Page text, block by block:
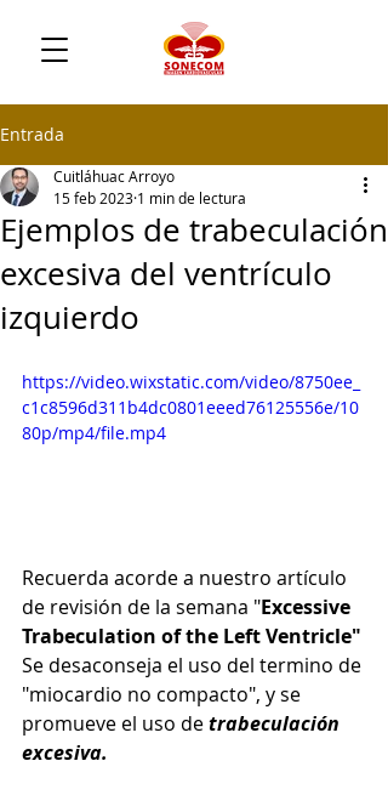
Entrada
Ejemplos de trabeculación
excesiva del ventrículo
izquierdo
Cuitláhuac Arroyo
15 feb 2023 1 min de lectura
https://video.wixstatic.com/video/8750ee_
c1c8596d311b4dc0801eeed76125556e/10
80p/mp4/file.mp4
Recuerda acorde a nuestro artículo
de revisión de la semana "Excessive
Trabeculation of the Left Ventricle"
Se desaconseja el uso del termino de
"miocardio no compacto", y se
promueve el uso de trabeculación
excesiva.